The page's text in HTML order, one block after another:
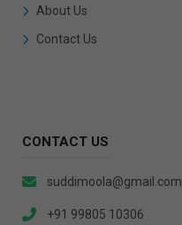
About Us
Contact Us
CONTACT US
suddimoola@gmail.com
+91 99805 10306